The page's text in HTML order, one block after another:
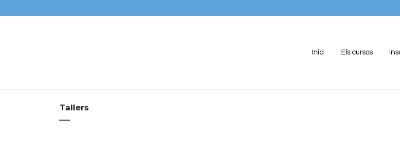
Inici Els cursos
Tallers